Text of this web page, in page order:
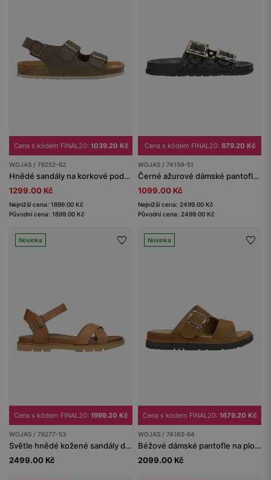
Cena s kódem FINAL20: 1039.20 Kč
WOJAS / 76252-62
Hnědé sandály na korkové podrážce
1299.00 Kč
Nejnižší cena: 1899.00 Kč
Původní cena: 1899.00 Kč
Cena s kódem FINAL20: 879.20 Kč
WOJAS / 74159-51
Černé ažurové dámské pantofle z lícové kůže se zlatými přezkami
1099.00 Kč
Nejnižší cena: 2499.00 Kč
Původní cena: 2499.00 Kč
Novinka
Cena s kódem FINAL20: 1999.20 Kč
WOJAS / 76277-53
Světle hnědé kožené sandály dámské
2499.00 Kč
Novinka
Cena s kódem FINAL20: 1679.20 Kč
WOJAS / 74163-64
Béžové dámské pantofle na ploché podrážce
2099.00 Kč